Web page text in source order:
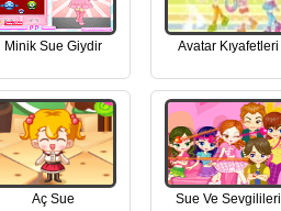
Minik Sue Giydir Avatar Kıyafetleri
Aç Sue Sue Ve Sevgilileri